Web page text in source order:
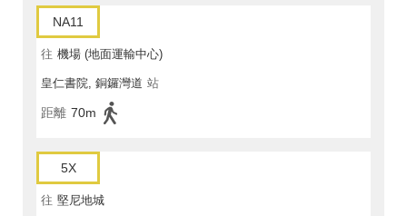
NA11
往 機場 (地面運輸中心)
皇仁書院, 銅鑼灣道 站
距離 70m
5X
往 堅尼地城